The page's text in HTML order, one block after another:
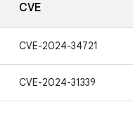
CVE
CVE-2024-34721
CVE-2024-31339